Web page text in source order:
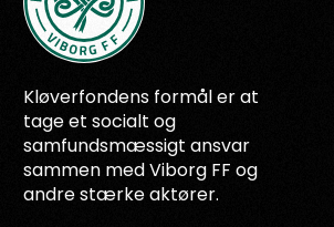
Kløverfondens formål er at
tage et socialt og
samfundsmæssigt ansvar
sammen med Viborg FF og
andre stærke aktører.